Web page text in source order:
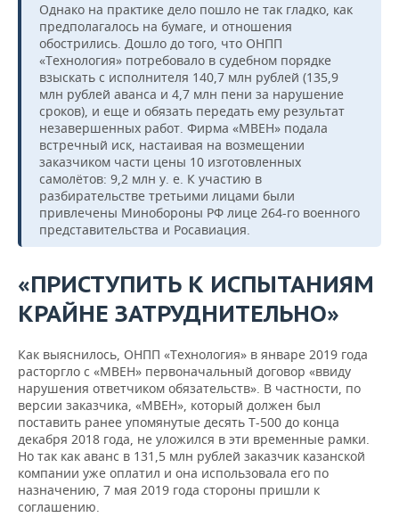
Однако на практике дело пошло не так гладко, как
предполагалось на бумаге, и отношения
обострились. Дошло до того, что ОНПП
«Технология» потребовало в судебном порядке
взыскать с исполнителя 140,7 млн рублей (135,9
млн рублей аванса и 4,7 млн пени за нарушение
сроков), и еще и обязать передать ему результат
незавершенных работ. Фирма «МВЕН» подала
встречный иск, настаивая на возмещении
заказчиком части цены 10 изготовленных
самолётов: 9,2 млн у. е. К участию в
разбирательстве третьими лицами были
привлечены Минобороны РФ лице 264-го военного
представительства и Росавиация.
«ПРИСТУПИТЬ К ИСПЫТАНИЯМ
КРАЙНЕ ЗАТРУДНИТЕЛЬНО»
Как выяснилось, ОНПП «Технология» в январе 2019 года
расторгло с «МВЕН» первоначальный договор «ввиду
нарушения ответчиком обязательств». В частности, по
версии заказчика, «МВЕН», который должен был
поставить ранее упомянутые десять Т-500 до конца
декабря 2018 года, не уложился в эти временные рамки.
Но так как аванс в 131,5 млн рублей заказчик казанской
компании уже оплатил и она использовала его по
назначению, 7 мая 2019 года стороны пришли к
соглашению.